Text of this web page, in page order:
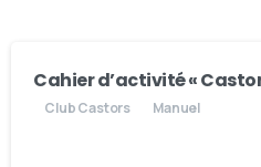
Cahier d’activité «
Club Castors Manuel